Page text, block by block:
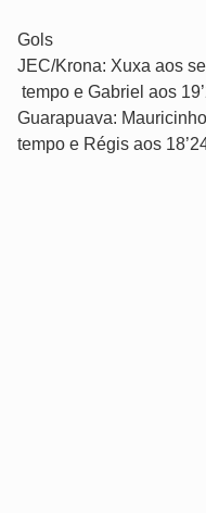
Gols
JEC/Krona: Xuxa aos
tempo e Gabriel aos
Guarapuava:
tempo e Régis aos